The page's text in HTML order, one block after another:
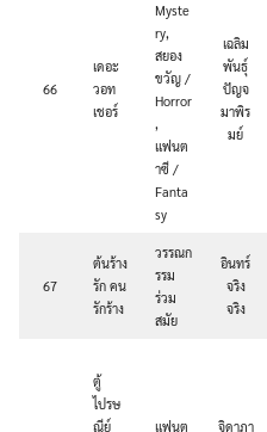
66
เดอะ
วอท
เชอร์
Myste
ry,
สยอง
ขวัญ /
Horror
,
แฟนต
าซี /
Fanta
sy
เฉลิม
พันธุ์
ปัญจ
มาพิร
มย์
67
ต้นร้าง
รัก คน
รักร้าง
วรรณก
รรม
ร่วม
สมัย
อินทร์
จริง
จริง
ตู้
ไปรษ
ณีย์
แฟนต
จิดาภา